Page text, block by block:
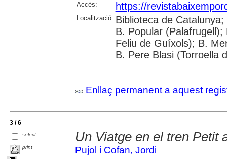
Accés: https://
Localització: Biblioteca de
B. Popular
Feliu de Guíxols); B.
B. Pere Blasi (Torroella
Enllaç permanent a aquest
3 / 6
select
print
Un Viatge en el tren Petit
Pujol i Cofan, Jordi